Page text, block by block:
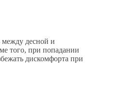
между десной и
того, при попадании
дискомфорта при